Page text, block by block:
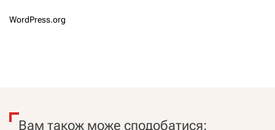
WordPress.org
Вам також може сподобатися: